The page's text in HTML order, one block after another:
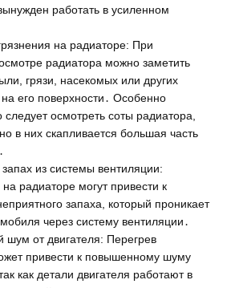
работать в усиленном
на радиаторе: При
радиатора можно заметить
грязи, насекомых или других
на его поверхности․ Особенно
следует осмотреть соты радиатора,
в них скапливается большая часть
из системы вентиляции:
радиаторе могут привести к
запаха, который проникает
через систему вентиляции․
от двигателя: Перегрев
привести к повышенному шуму
как детали двигателя работают в